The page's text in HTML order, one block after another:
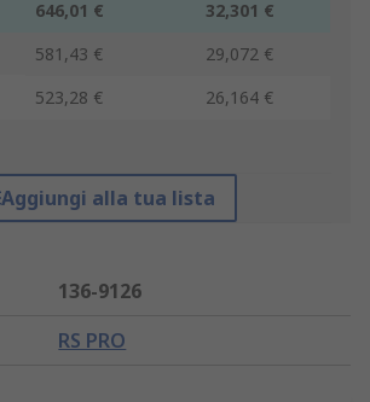
646,01 €
32,301 €
581,43 €
29,072 €
523,28 € 26,164 €
Aggiungi alla tua lista
136-9126
RS PRO